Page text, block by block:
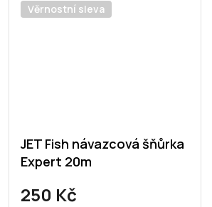
Věrnostní sleva
JET Fish návazcová šňůrka
Expert 20m
250 Kč